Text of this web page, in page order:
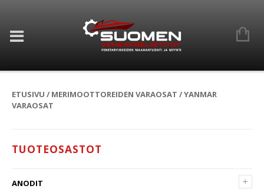
ETUSIVU / MERIMOOTTOREIDEN VARAOSAT / YANMAR
VARAOSAT
TUOTEOSASTOT
+
ANODIT